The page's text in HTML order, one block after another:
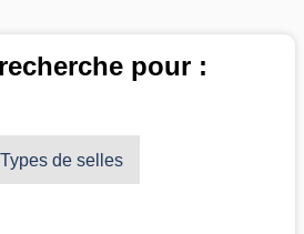
pour :
Types de selles